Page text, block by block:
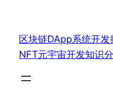
区块链DApp系统开发
NFT元宇宙开发知识